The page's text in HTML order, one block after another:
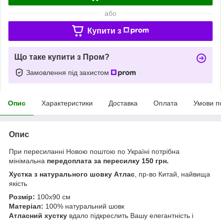
або
Купити з
Що таке купити з Пром?
Замовлення під захистом
Опис Характеристики Доставка Оплата Умови
Опис
При пересиланні Новою поштою по Україні потрібна
мінімальна передоплата за пересилку 150 грн.
Хустка з натурального шовку Атлас , пр-во Китай, найвища
якість
Розмір: 100х90 см
Матеріал: 100% натуральний шовк
Атласний хустку вдало підкреслить Вашу елегантність і